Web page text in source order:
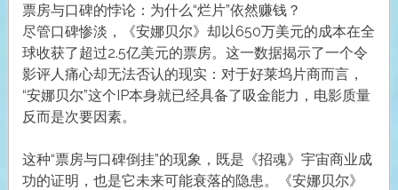
票房与口碑的悖论：为什么“烂片”依然赚钱？
尽管口碑惨淡，《安娜贝尔》却以650万美元的成本在全
球收获了超过2.5亿美元的票房。这一数据揭示了一个令
影评人痛心却无法否认的现实：对于好莱坞片商而言，
“安娜贝尔”这个IP本身就已经具备了吸金能力，电影质量
反而是次要因素。
这种“票房与口碑倒挂”的现象，既是《招魂》宇宙商业成
功的证明，也是它未来可能衰落的隐患。《安娜贝尔》